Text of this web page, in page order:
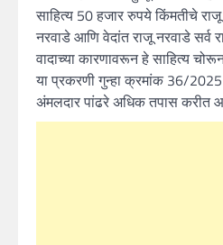
साहित्य 50 हजार रुपये किंमतीचे
नरवाडे आणि वेदांत राजू नरवाडे सर्व
वादाच्या कारणावरून हे साहित्य
या प्रकरणी गुन्हा क्रमांक 36/
अंमलदार पांढरे अधिक तपास करीत